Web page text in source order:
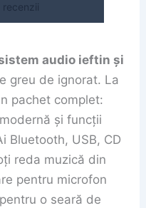
recenzii
audio ieftin și
greu de ignorat. La
pachet complet:
și funcții
Bluetooth, USB, CD
reda muzică din
pentru microfon
o seară de